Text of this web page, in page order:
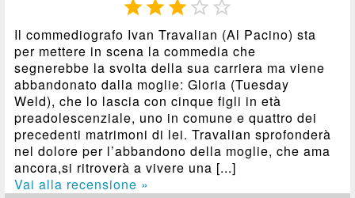
 
Il commediografo Ivan Travalian (Al Pacino) sta
per mettere in scena la commedia che
segnerebbe la svolta della sua carriera ma viene
abbandonato dalla moglie: Gloria (Tuesday
Weld), che lo lascia con cinque figli in età
preadolescenziale, uno in comune e quattro dei
precedenti matrimoni di lei. Travalian sprofonderà
nel dolore per l’abbandono della moglie, che ama
ancora,si ritroverà a vivere una [...]
Vai alla recensione »